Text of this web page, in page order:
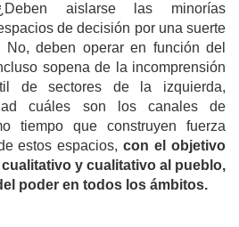
aislarse las minorías
de decisión por una suerte
deben operar en función del
sopena de la incomprensión
de sectores de la izquierda,
cuáles son los canales de
tiempo que construyen fuerza
estos espacios,con el objetivo
y cualitativo al pueblo,
poder en todos los ámbitos.